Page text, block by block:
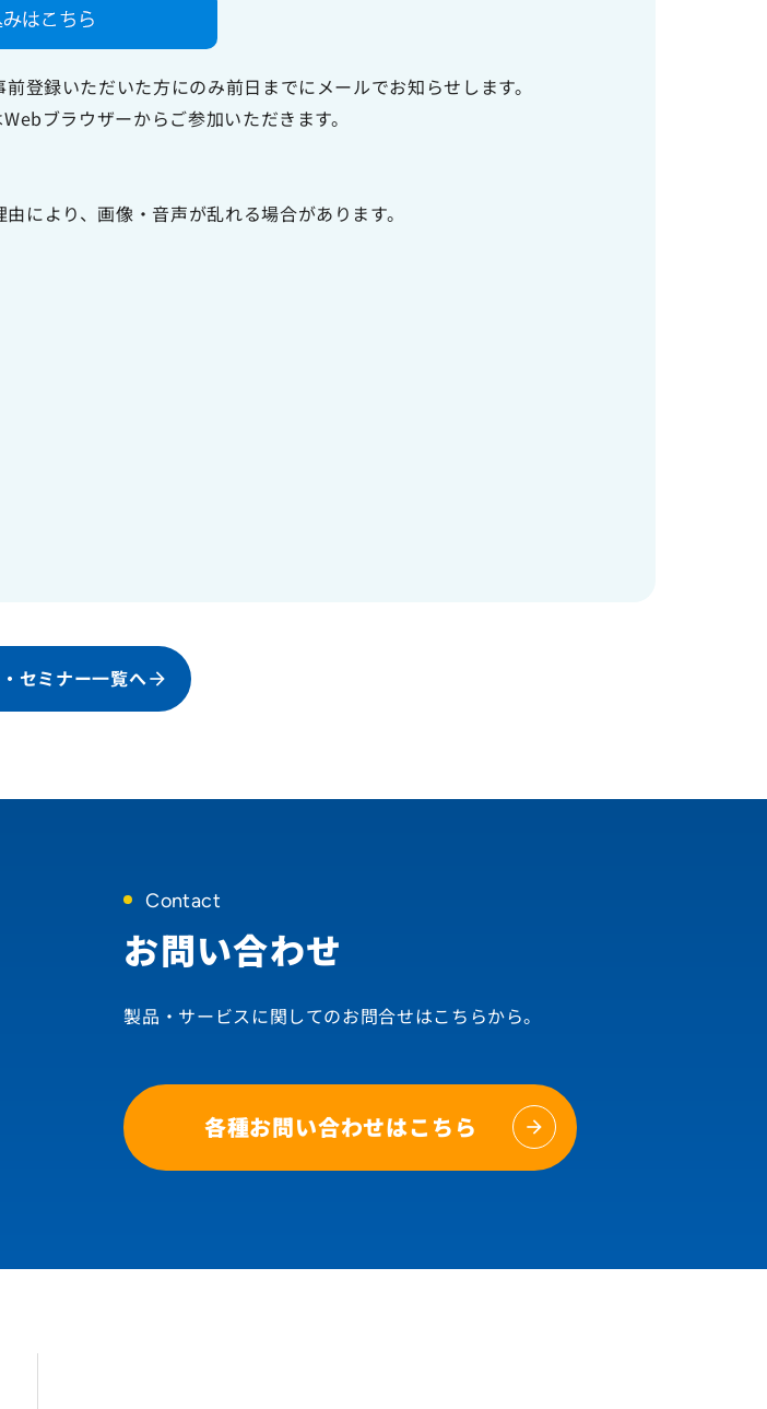
録いただいた方にのみ前日までにメールでお知らせします。
ブラウザーからご参加いただきます。
により、画像・音声が乱れる場合があります。
セミナー一覧へ
Contact
お問い合わせ
製品・サービスに関してのお問合せはこちらから。
各種お問い合わせはこちら